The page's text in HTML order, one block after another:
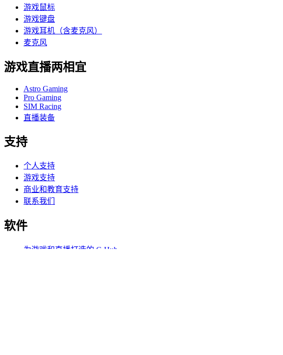
游戏鼠标
游戏键盘
游戏耳机（含麦克风）
麦克风
游戏直播两相宜
Astro Gaming
Pro Gaming
SIM Racing
直播装备
支持
个人支持
游戏支持
商业和教育支持
联系我们
软件
为游戏和直播打造的 G Hub